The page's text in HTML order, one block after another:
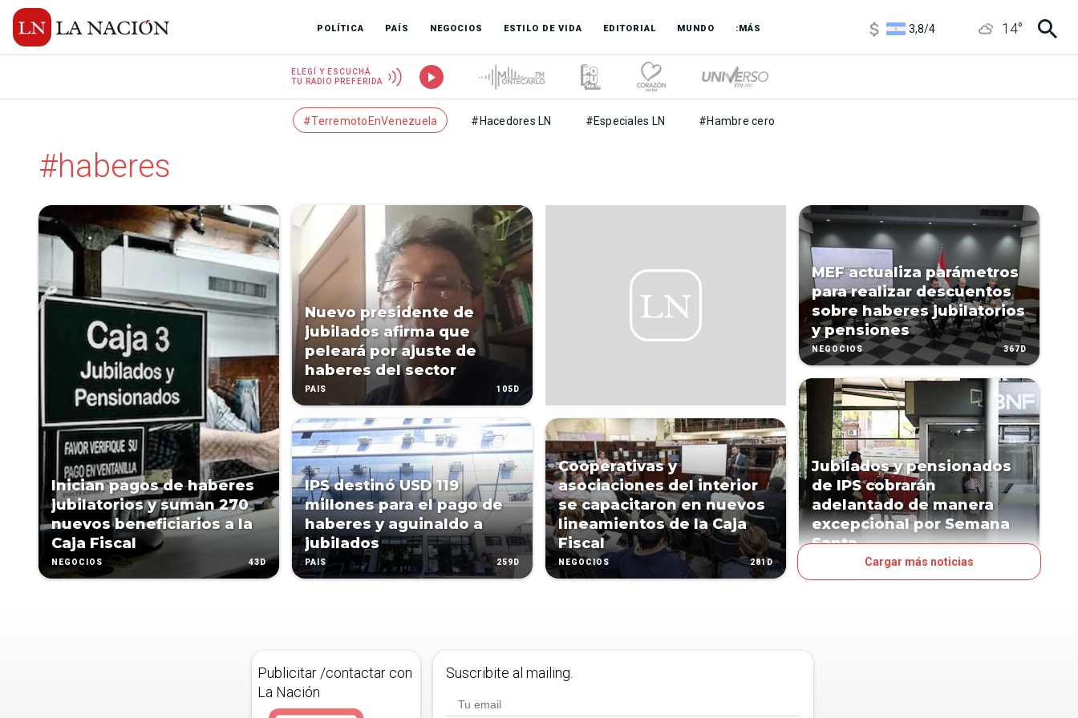
POLÍTICA PAÍS NEGOCIOS ESTILO DE VIDA EDITORIAL MUNDO :MÁS
3,8/4
14°
ELEGÍ Y ESCUCHÁ
TU RADIO PREFERIDA
#TerremotoEnVenezuela #Hacedores LN #Especiales LN #Hambre cero
#haberes
Inician pagos de haberes
jubilatorios y suman 270
nuevos beneficiarios a la
Caja Fiscal
NEGOCIOS 43D
Nuevo presidente de
jubilados afirma que
peleará por ajuste de
haberes del sector
PAÍS 105D
IPS destinó USD 119
millones para el pago de
haberes y aguinaldo a
jubilados
PAÍS 259D
Cooperativas y
asociaciones del interior
se capacitaron en nuevos
lineamientos de la Caja
Fiscal
NEGOCIOS 281D
MEF actualiza parámetros
para realizar descuentos
sobre haberes jubilatorios
y pensiones
NEGOCIOS 367D
Jubilados y pensionados
de IPS cobrarán
adelantado de manera
excepcional por Semana
Santa
Cargar más noticias
Publicitar /contactar con
La Nación
Suscribite al mailing.